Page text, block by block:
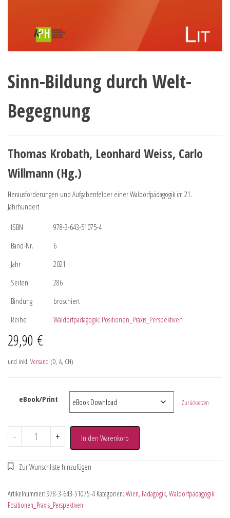
Sinn-Bildung durch Welt-
Begegnung
Thomas Krobath, Leonhard Weiss, Carlo
Willmann (Hg.)
Herausforderungen und Aufgabenfelder einer Waldorfpädagogik im 21.
Jahrhundert
ISBN
978-3-643-51075-4
Band-Nr.
6
Jahr
2021
Seiten
286
Bindung
broschiert
Reihe
Waldorfpädagogik: Positionen_Praxis_Perspektiven
29,90 €
und inkl. Versand (D, A, CH)
eBook/Print Zurücksetzen
- + In den Warenkorb
Artikelnummer: 978-3-643-51075-4 Kategorien: Wien, Pädagogik, Waldorfpädagogik:
Positionen_Praxis_Perspektiven